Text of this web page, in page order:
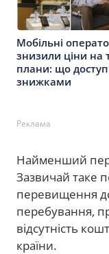
Мобільні
знизили ціни на
плани: що
знижками
Реклама
Найменший
Зазвичай таке
перевищення
перебування,
відсутність
країни.